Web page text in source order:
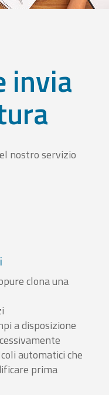
invia
nostro servizio
clona una
a disposizione
automatici che
prima